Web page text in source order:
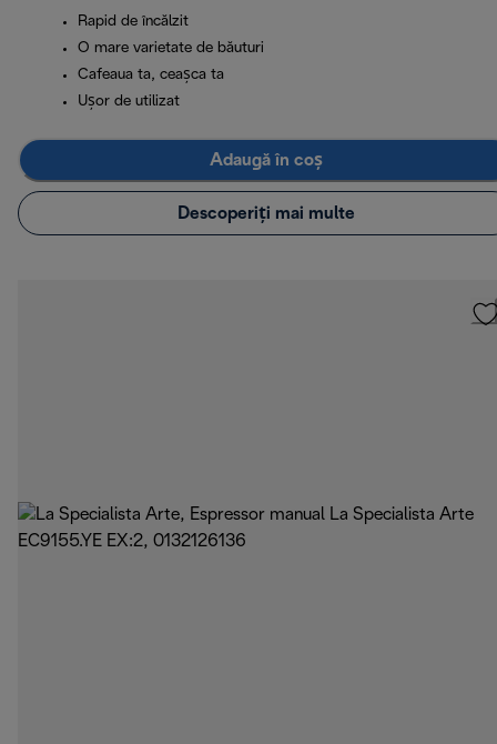
Rapid de încălzit
O mare varietate de băuturi
Cafeaua ta, ceașca ta
Ușor de utilizat
Adaugă în coș
Descoperiți mai multe